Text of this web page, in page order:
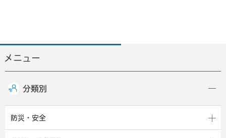
メニュー
分類別
防災・安全